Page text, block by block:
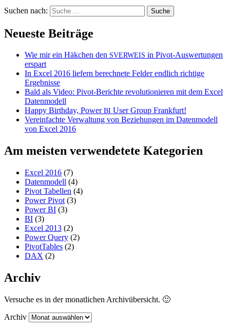
Suchen nach:
Neueste Beiträge
Wie mir ein Häkchen den SVERWEIS in Pivot-Auswertungen
erspart
In Excel 2016 liefern berechnete Felder endlich richtige
Ergebnisse
Bald als Video: Pivot-Berichte revolutionieren mit dem Excel
Datenmodell
Happy Birthday, PowerBI User Group Frankfurt!
Vereinfachte Verwaltung von Beziehungen im Datenmodell
von Excel 2016
Am meisten verwendetete Kategorien
Excel 2016 (7)
Datenmodell (4)
Pivot Tabellen (4)
Power Pivot (3)
Power BI (3)
BI (3)
Excel 2013 (2)
Power Query (2)
PivotTables (2)
DAX (2)
Archiv
Versuche es in der monatlichen Archivübersicht. 🙂
Archiv